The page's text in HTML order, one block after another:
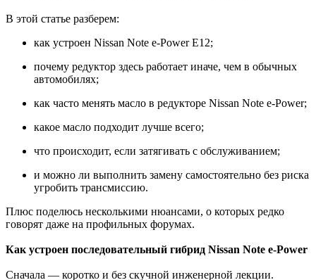
В этой статье разберем:
как устроен Nissan Note e-Power E12;
почему редуктор здесь работает иначе, чем в обычных
автомобилях;
как часто менять масло в редукторе Nissan Note e-Power;
какое масло подходит лучше всего;
что происходит, если затягивать с обслуживанием;
и можно ли выполнить замену самостоятельно без риска
угробить трансмиссию.
Плюс поделюсь несколькими нюансами, о которых редко
говорят даже на профильных форумах.
Как устроен последовательный гибрид Nissan Note e-Power
Сначала — коротко и без скучной инженерной лекции.